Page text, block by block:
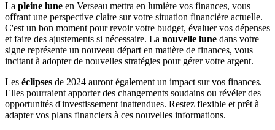
La pleine lune en Verseau mettra en lumière vos finances, vous
offrant une perspective claire sur votre situation financière actuelle.
C'est un bon moment pour revoir votre budget, évaluer vos dépenses
et faire des ajustements si nécessaire. La nouvelle lune dans votre
signe représente un nouveau départ en matière de finances, vous
incitant à adopter de nouvelles stratégies pour gérer votre argent.
Les éclipses de 2024 auront également un impact sur vos finances.
Elles pourraient apporter des changements soudains ou révéler des
opportunités d'investissement inattendues. Restez flexible et prêt à
adapter vos plans financiers à ces nouvelles informations.